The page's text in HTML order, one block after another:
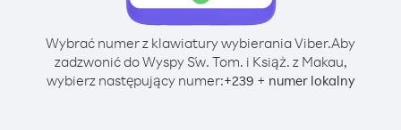
Wybrać numer z klawiatury wybierania Viber.Aby
zadzwonić do Wyspy Św. Tom. i Książ. z Makau,
wybierz następujący numer:+239 + numer lokalny